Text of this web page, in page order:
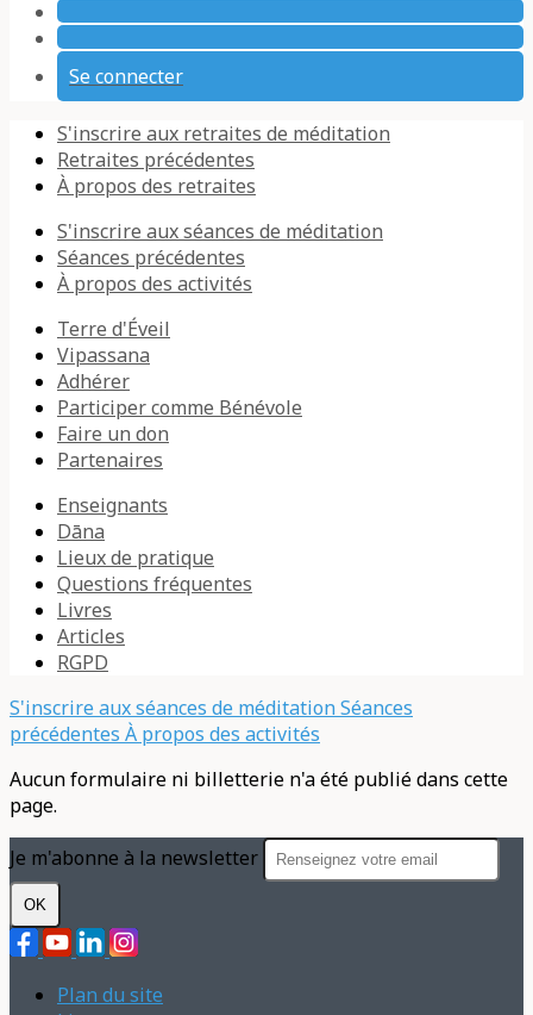
Se connecter
S'inscrire aux retraites de méditation
Retraites précédentes
À propos des retraites
S'inscrire aux séances de méditation
Séances précédentes
À propos des activités
Terre d'Éveil
Vipassana
Adhérer
Participer comme Bénévole
Faire un don
Partenaires
Enseignants
Dāna
Lieux de pratique
Questions fréquentes
Livres
Articles
RGPD
S'inscrire aux séances de méditationSéances
précédentes À propos des activités
Aucun formulaire ni billetterie n'a été publié dans cette
page.
Je m'abonne à la newsletter
OK
Plan du site